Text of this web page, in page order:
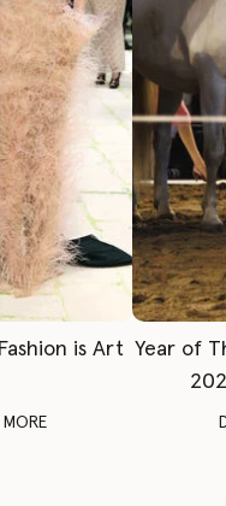
is Art
MORE
Year of